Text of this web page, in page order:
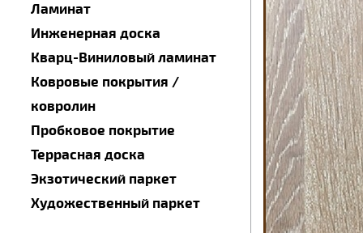
Ламинат
Инженерная доска
Кварц-Виниловый ламинат
Ковровые покрытия /
ковролин
Пробковое покрытие
Террасная доска
Экзотический паркет
Художественный паркет